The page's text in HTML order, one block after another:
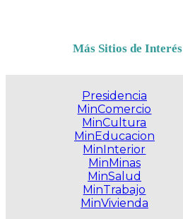
Más Sitios de Interés
Presidencia
MinComercio
MinCultura
MinEducacion
MinInterior
MinMinas
MinSalud
MinTrabajo
MinVivienda